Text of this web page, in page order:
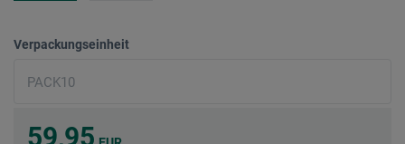
Verpackungseinheit
59,95